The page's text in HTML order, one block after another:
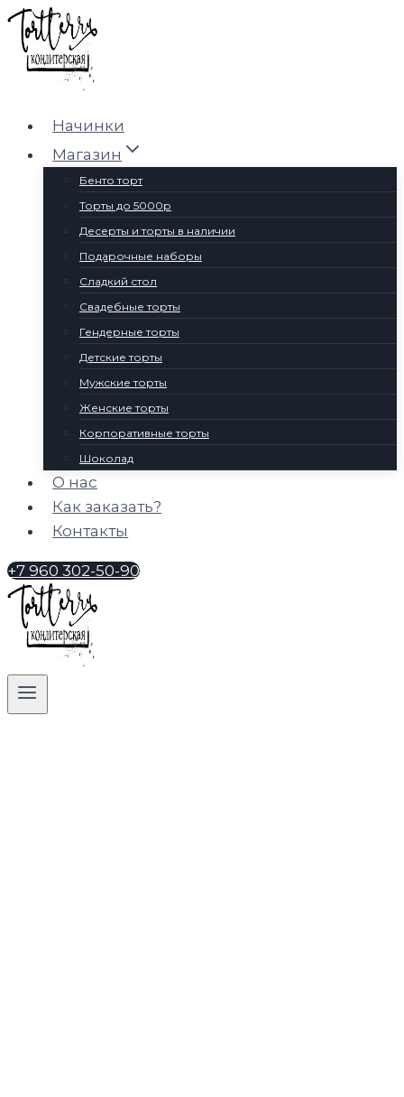
Перейти
содержимому
Начинки
Магазин
Бенто торт
Торты до 5000р
Десерты и торты в наличии
Подарочные наборы
Сладкий стол
Свадебные торты
Гендерные торты
Детские торты
Мужские торты
Женские торты
Корпоративные торты
Шоколад
О нас
Как заказать?
Контакты
+7 960 302-50-90